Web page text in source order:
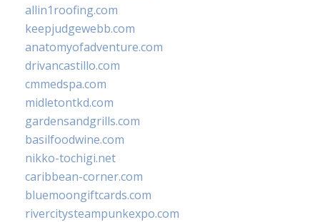
allin1roofing.com
keepjudgewebb.com
anatomyofadventure.com
drivancastillo.com
cmmedspa.com
midletontkd.com
gardensandgrills.com
basilfoodwine.com
nikko-tochigi.net
caribbean-corner.com
bluemoongiftcards.com
rivercitysteampunkexpo.com